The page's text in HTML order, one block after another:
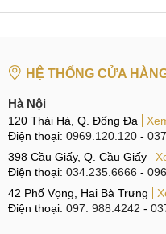
MobileCity địa
Galaxy
chính hãng,
Hệ thống sửa chữa điện
HỆ THỐNG CỬA
Hà Nội
120 Thái Hà, Q. Đống Đa
Điện thoại: 0969.120.120 -
398 Cầu Giấy, Q. Cầu Giấy
Điện thoại: 034.235.6666 -
42 Phố Vọng, Hai Bà Trưng
Điện thoại: 097. 988.4242 -